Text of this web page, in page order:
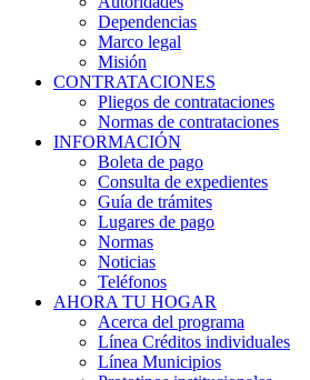
Dependencias
Marco legal
Misión
CONTRATACIONES
Pliegos de contrataciones
Normas de contrataciones
INFORMACIÓN
Boleta de pago
Consulta de expedientes
Guía de trámites
Lugares de pago
Normas
Noticias
Teléfonos
AHORA TU HOGAR
Acerca del programa
Línea Créditos individuales
Línea Municipios